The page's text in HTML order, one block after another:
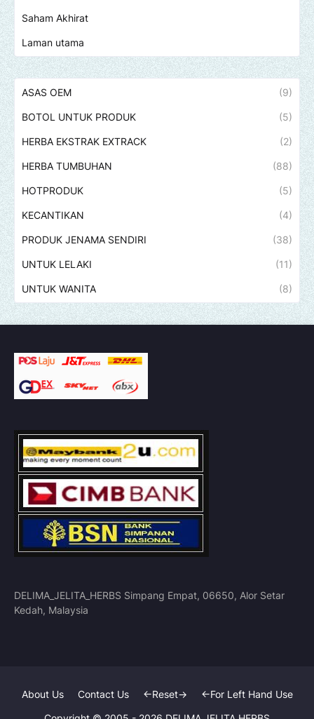
Saham Akhirat
Laman utama
ASAS OEM (9)
BOTOL UNTUK PRODUK (5)
HERBA EKSTRAK EXTRACK (2)
HERBA TUMBUHAN (88)
HOTPRODUK (5)
KECANTIKAN (4)
PRODUK JENAMA SENDIRI (38)
UNTUK LELAKI (11)
UNTUK WANITA (8)
DELIMA_JELITA_HERBS Simpang Empat, 06650, Alor Setar
Kedah, Malaysia
About Us Contact Us <-Reset-> <-For Left Hand Use